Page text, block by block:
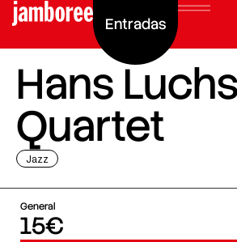
Entradas
Hans Luchs
Quartet
Jazz
General
15€